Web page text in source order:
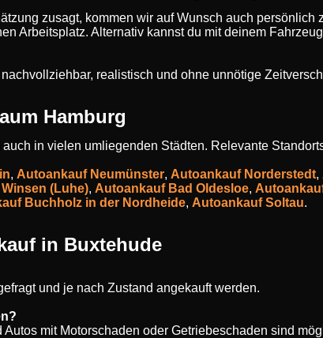
zusagt, kommen wir auf Wunsch auch persönlich
Arbeitsplatz. Alternativ kannst du mit deinem
realistisch und ohne unnötige
Hamburg
in vielen umliegenden Städten. Relevante
, Autoankauf Neumünster, Autoankauf Norderstedt,
(Luhe), Autoankauf Bad Oldesloe,
Buchholz in der Nordheide, Autoankauf Soltau.
in Buxtehude
und je nach Zustand angekauft werden.
mit Motorschaden oder Getriebeschaden sind